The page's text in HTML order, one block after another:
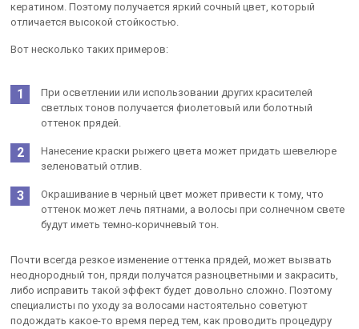
кератином. Поэтому получается яркий сочный цвет, который
отличается высокой стойкостью.
Вот несколько таких примеров:
При осветлении или использовании других красителей
светлых тонов получается фиолетовый или болотный
оттенок прядей.
Нанесение краски рыжего цвета может придать шевелюре
зеленоватый отлив.
Окрашивание в черный цвет может привести к тому, что
оттенок может лечь пятнами, а волосы при солнечном свете
будут иметь темно-коричневый тон.
Почти всегда резкое изменение оттенка прядей, может вызвать
неоднородный тон, пряди получатся разноцветными и закрасить,
либо исправить такой эффект будет довольно сложно. Поэтому
специалисты по уходу за волосами настоятельно советуют
подождать какое-то время перед тем, как проводить процедуру